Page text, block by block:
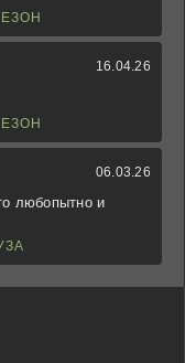
16.04.26
06.03.26
любопытно и